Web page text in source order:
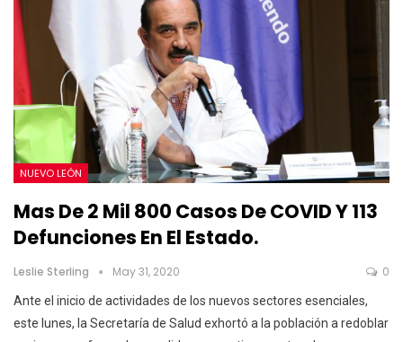
NUEVO LEÓN
Mas De 2 Mil 800 Casos De COVID Y 113
Defunciones En El Estado.
Leslie Sterling May 31, 2020 0
Ante el inicio de actividades de los nuevos sectores esenciales,
este lunes, la Secretaría de Salud exhortó a la población a redoblar